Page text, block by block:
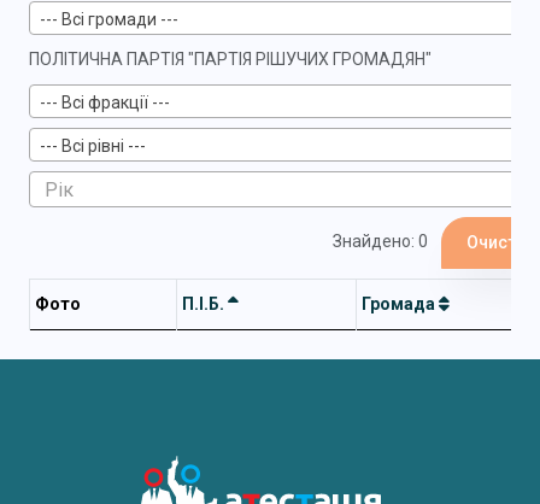
--- Всі громади ---
ПОЛІТИЧНА ПАРТІЯ "ПАРТІЯ РІШУЧИХ ГРОМАДЯН"
--- Всі фракції ---
--- Всі рівні ---
Знайдено: 0
Фото П.І.Б. Громада